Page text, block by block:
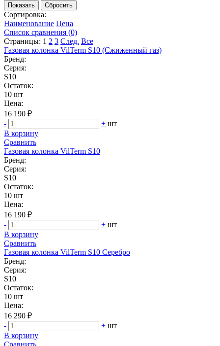
Сортировка:
Наименование Цена
Список сравнения (0)
Страницы: 1 2 3 След. Все
Газовая колонка VilTerm S10 (Сжиженный газ)
Бренд:
Серия:
S10
Остаток:
10 шт
Цена:
16 190 ₽
-
+ шт
В корзину
Сравнить
Газовая колонка VilTerm S10
Бренд:
Серия:
S10
Остаток:
10 шт
Цена:
16 190 ₽
-
+ шт
В корзину
Сравнить
Газовая колонка VilTerm S10 Серебро
Бренд:
Серия:
S10
Остаток:
10 шт
Цена:
16 290 ₽
-
+ шт
В корзину
Сравнить